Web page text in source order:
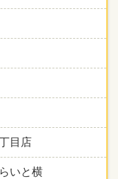
目店
いと横